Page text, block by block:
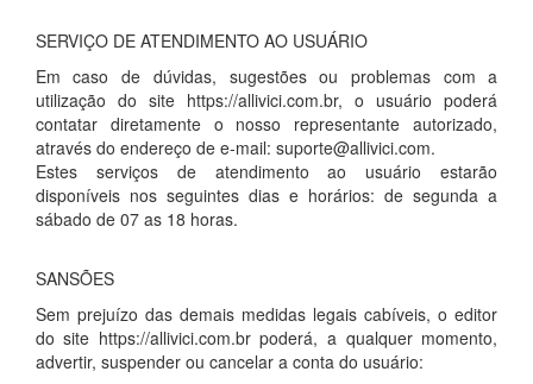
SERVIÇO DE ATENDIMENTO AO USUÁRIO
Em caso de dúvidas, sugestões ou problemas com a
utilização do site https://allivici.com.br, o usuário poderá
contatar diretamente o nosso representante autorizado,
através do endereço de e-mail: suporte@allivici.com.
Estes serviços de atendimento ao usuário estarão
disponíveis nos seguintes dias e horários: de segunda a
sábado de 07 as 18 horas.
SANSÕES
Sem prejuízo das demais medidas legais cabíveis, o editor
do site https://allivici.com.br poderá, a qualquer momento,
advertir, suspender ou cancelar a conta do usuário: